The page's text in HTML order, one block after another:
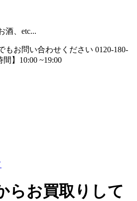
らお買取りして